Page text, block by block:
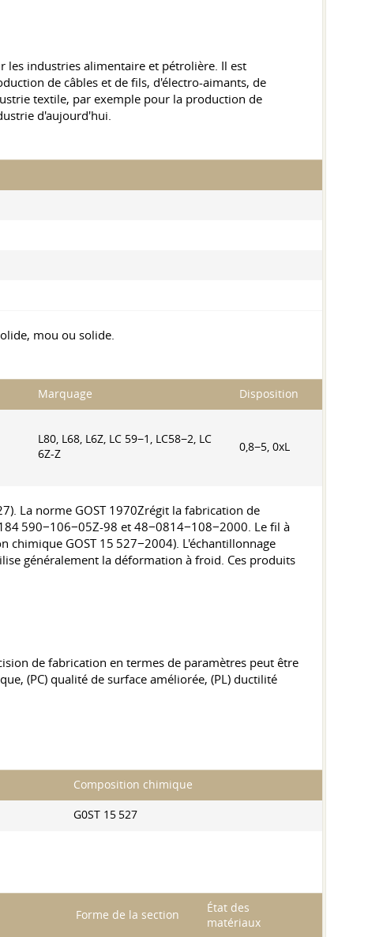
les industries alimentaire et pétrolière. Il est
de câbles et de fils, d'électro-aimants, de
textile, par exemple pour la production de
d'aujourd'hui.
mou ou solide.
Marquage Disposition
L80, L68, L6Z, LC 59−1, LC58−2, LC
6Z-Z
0,8−5, 0xL
La norme GOST 1970Zrégit la fabrication de
590−106−05Z-98 et 48−0814−108−2000. Le fil à
chimique GOST 15 527−2004). L'échantillonnage
généralement la déformation à froid. Ces produits
de fabrication en termes de paramètres peut être
(PC) qualité de surface améliorée, (PL) ductilité
Composition chimique
G0ST 15 527
Forme de la section
État des
matériaux